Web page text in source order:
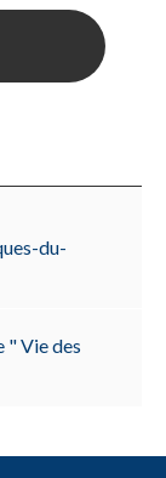
du-
" Vie des